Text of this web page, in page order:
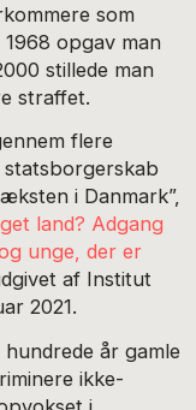
som
opgav man
stillede man
straffet.
flere
i Danmark”,
land? Adgang
unge, der er
af Institut
2021.
år gamle
ikke-